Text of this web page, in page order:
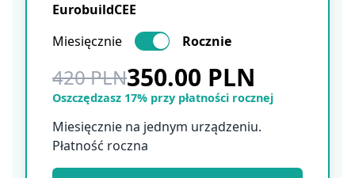
EurobuildCEE
Miesięcznie
Rocznie
420 PLN350.00 PLN
Oszczędzasz 17% przy płatności rocznej
Miesięcznie na jednym urządzeniu.
Płatność roczna